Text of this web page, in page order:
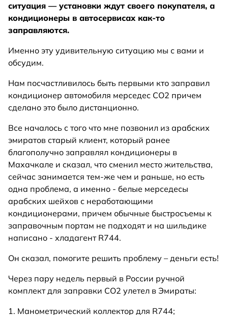
ситуация — установки ждут своего покупателя, а
кондиционеры в автосервисах как-то
заправляются.
Именно эту удивительную ситуацию мы с вами и
обсудим.
Нам посчастливилось быть первыми кто заправил
кондиционер автомобиля мерседес СО2 причем
сделано это было дистанционно.
Все началось с того что мне позвонил из арабских
эмиратов старый клиент, который ранее
благополучно заправлял кондиционеры в
Махачкале и сказал, что сменил место жительства,
сейчас занимается тем-же чем и раньше, но есть
одна проблема, а именно - белые мерседесы
арабских шейхов с неработающими
кондиционерами, причем обычные быстросъемы к
заправочным портам не подходят и на шильдике
написано - хладагент R744.
Он сказал, помогите решить проблему – деньги есть!
Через пару недель первый в России ручной
комплект для заправки СО2 улетел в Эмираты:
1. Манометрический коллектор для R744;